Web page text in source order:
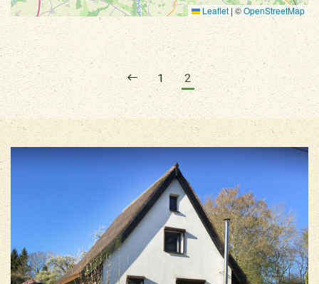
Leaflet | ©OpenStreetMap
1 2